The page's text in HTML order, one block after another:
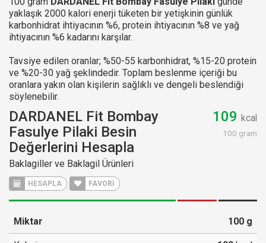
yaklaşık 2000 kalori enerji tüketen bir yetişkinin günlük
karbonhidrat ihtiyacının %6, protein ihtiyacının %8 ve yağ
ihtiyacının %6 kadarını karşılar.
Tavsiye edilen oranlar; %50-55 karbonhidrat, %15-20 protein
ve %20-30 yağ şeklindedir. Toplam beslenme içeriği bu
oranlara yakın olan kişilerin sağlıklı ve dengeli beslendiği
söylenebilir.
DARDANEL Fit Bombay
Fasulye Pilaki Besin
Değerlerini Hesapla
Baklagiller ve Baklagil Ürünleri
HESAPLA FAVORİ
109 kcal
100 gram
Miktar 100 g